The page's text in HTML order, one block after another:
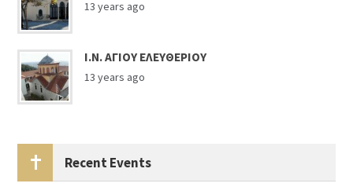
13 years ago
Ι.Ν. ΑΓΙΟΥ ΕΛΕΥΘΕΡΙΟΥ
13 years ago
Recent Events